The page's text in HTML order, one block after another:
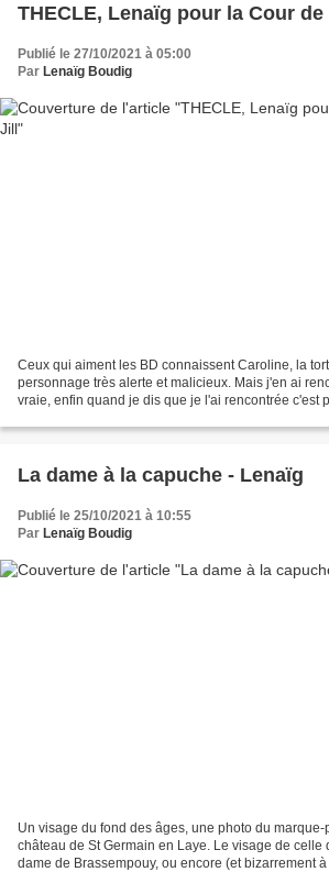
THECLE, Lenaïg pour la Cour
Publié le 27/10/2021 à 05:00
Par Lenaïg Boudig
Ceux qui aiment les BD connaissent Caroline, la
personnage très alerte et malicieux. Mais j'en ai
vraie, enfin quand je dis que je l'ai rencontrée c'est
La dame à la capuche - Lenaïg
Publié le 25/10/2021 à 10:55
Par Lenaïg Boudig
Un visage du fond des âges, une photo du
château de St Germain en Laye. Le visage de celle
dame de Brassempouy, ou encore (et bizarrement à